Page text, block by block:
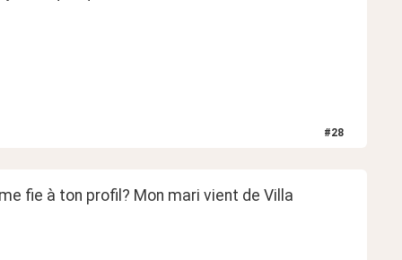
#28
fie à ton profil? Mon mari vient de Villa